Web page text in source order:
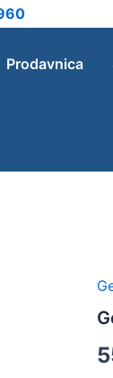
Prodavnica
za